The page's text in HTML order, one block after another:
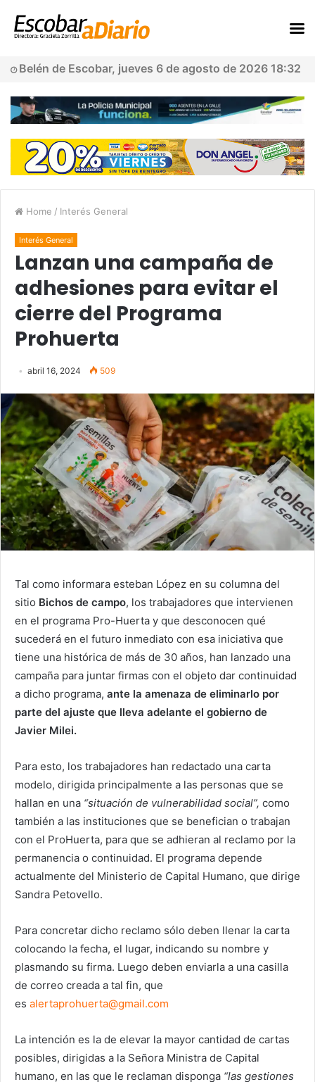
Belén de Escobar, jueves 6 de agosto de 2026 18:32
Home / Interés General
Interés General
Lanzan una campaña de
adhesiones para evitar el
cierre del Programa
Prohuerta
abril 16, 2024 509
Tal como informara esteban López en su columna del
sitio Bichos de campo, los trabajadores que intervienen
en el programa Pro-Huerta y que desconocen qué
sucederá en el futuro inmediato con esa iniciativa que
tiene una histórica de más de 30 años, han lanzado una
campaña para juntar firmas con el objeto dar continuidad
a dicho programa, ante la amenaza de eliminarlo por
parte del ajuste que lleva adelante el gobierno de
Javier Milei.
Para esto, los trabajadores han redactado una carta
modelo, dirigida principalmente a las personas que se
hallan en una “situación de vulnerabilidad social”, como
también a las instituciones que se benefician o trabajan
con el ProHuerta, para que se adhieran al reclamo por la
permanencia o continuidad. El programa depende
actualmente del Ministerio de Capital Humano, que dirige
Sandra Petovello.
Para concretar dicho reclamo sólo deben llenar la carta
colocando la fecha, el lugar, indicando su nombre y
plasmando su firma. Luego deben enviarla a una casilla
de correo creada a tal fin, que
es alertaprohuerta@gmail.com
La intención es la de elevar la mayor cantidad de cartas
posibles, dirigidas a la Señora Ministra de Capital
humano, en las que le reclaman disponga “las gestiones